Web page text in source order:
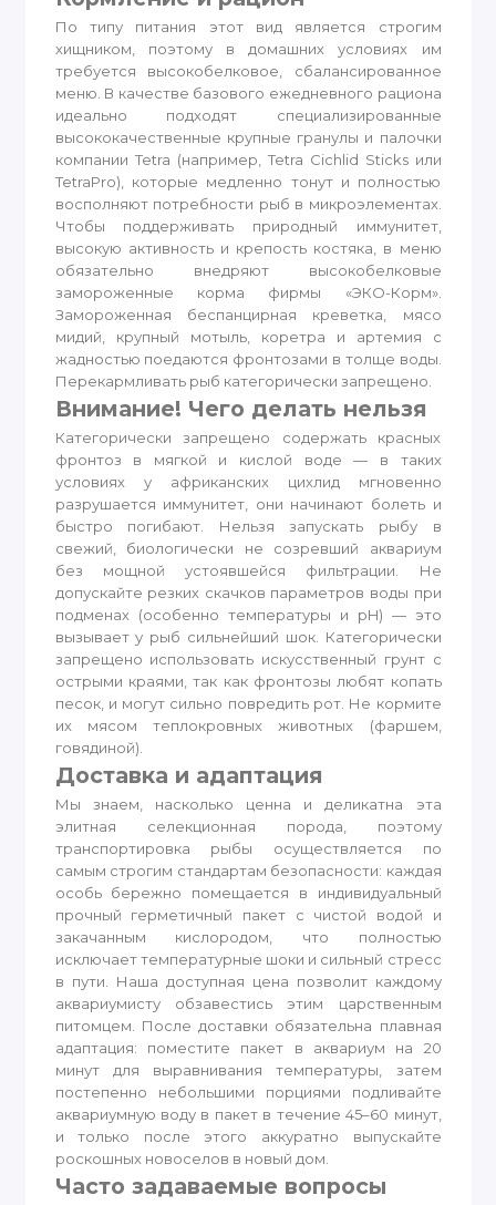
По типу питания этот вид является строгим
хищником, поэтому в домашних условиях им
требуется высокобелковое, сбалансированное
меню. В качестве базового ежедневного рациона
идеально подходят специализированные
высококачественные крупные гранулы и палочки
компании Tetra (например, Tetra Cichlid Sticks или
TetraPro), которые медленно тонут и полностью
восполняют потребности рыб в микроэлементах.
Чтобы поддерживать природный иммунитет,
высокую активность и крепость костяка, в меню
обязательно внедряют высокобелковые
замороженные корма фирмы «ЭКО-Корм».
Замороженная беспанцирная креветка, мясо
мидий, крупный мотыль, коретра и артемия с
жадностью поедаются фронтозами в толще воды.
Перекармливать рыб категорически запрещено.
Внимание! Чего делать нельзя
Категорически запрещено содержать красных
фронтоз в мягкой и кислой воде — в таких
условиях у африканских цихлид мгновенно
разрушается иммунитет, они начинают болеть и
быстро погибают. Нельзя запускать рыбу в
свежий, биологически не созревший аквариум
без мощной устоявшейся фильтрации. Не
допускайте резких скачков параметров воды при
подменах (особенно температуры и pH) — это
вызывает у рыб сильнейший шок. Категорически
запрещено использовать искусственный грунт с
острыми краями, так как фронтозы любят копать
песок, и могут сильно повредить рот. Не кормите
их мясом теплокровных животных (фаршем,
говядиной).
Доставка и адаптация
Мы знаем, насколько ценна и деликатна эта
элитная селекционная порода, поэтому
транспортировка рыбы осуществляется по
самым строгим стандартам безопасности: каждая
особь бережно помещается в индивидуальный
прочный герметичный пакет с чистой водой и
закачанным кислородом, что полностью
исключает температурные шоки и сильный стресс
в пути. Наша доступная цена позволит каждому
аквариумисту обзавестись этим царственным
питомцем. После доставки обязательна плавная
адаптация: поместите пакет в аквариум на 20
минут для выравнивания температуры, затем
постепенно небольшими порциями подливайте
аквариумную воду в пакет в течение 45–60 минут,
и только после этого аккуратно выпускайте
роскошных новоселов в новый дом.
Часто задаваемые вопросы